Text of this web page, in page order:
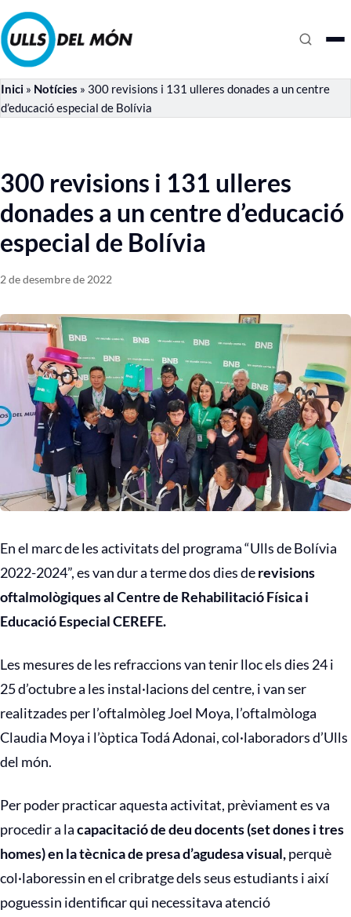
Inici » Notícies » 300 revisions i 131 ulleres donades a un centre
d’educació especial de Bolívia
300 revisions i 131 ulleres
donades a un centre d’educació
especial de Bolívia
2 de desembre de 2022
En el marc de les activitats del programa “Ulls de Bolívia
2022-2024”, es van dur a terme dos dies derevisions
oftalmològiques al Centre de Rehabilitació Física i
Educació Especial CEREFE.
Les mesures de les refraccions van tenir lloc els dies 24 i
25 d’octubre a les instal·lacions del centre, i van ser
realitzades per l’oftalmòleg Joel Moya, l’oftalmòloga
Claudia Moya i l’òptica Todá Adonai, col·laboradors d’Ulls
del món.
Per poder practicar aquesta activitat, prèviament es va
procedir a lacapacitació de deu docents (set dones i tres
homes) en la tècnica de presa d’agudesa visual,perquè
col·laboressin en el cribratge dels seus estudiants i així
poguessin identificar qui necessitava atenció